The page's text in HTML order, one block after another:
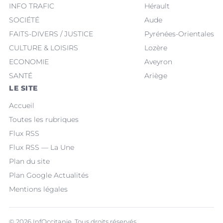
INFO TRAFIC
SOCIÉTÉ
FAITS-DIVERS / JUSTICE
CULTURE & LOISIRS
ECONOMIE
SANTÉ
Hérault
Aude
Pyrénées-Orientales
Lozère
Aveyron
Ariège
LE SITE
Accueil
Toutes les rubriques
Flux RSS
Flux RSS — La Une
Plan du site
Plan Google Actualités
Mentions légales
© 2026 InfOccitanie. Tous droits réservés.